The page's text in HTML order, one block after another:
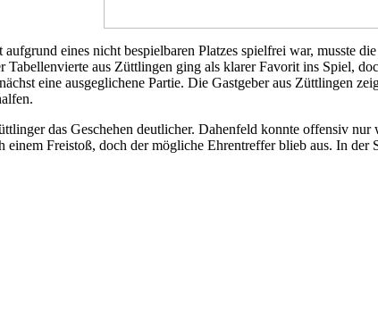
eines nicht bespielbaren Platzes spielfrei war, musste
aus Züttlingen ging als klarer Favorit ins Spiel,
eine ausgeglichene Partie. Die Gastgeber aus Züttlingen
das Geschehen deutlicher. Dahenfeld konnte offensiv
einem Freistoß, doch der mögliche Ehrentreffer blieb aus. In